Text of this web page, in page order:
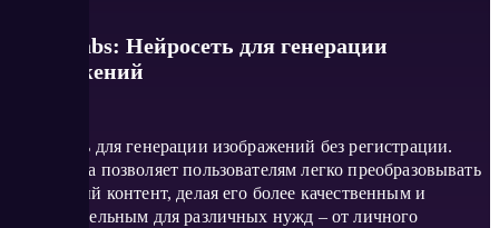
BasedLabs: Нейросеть для генерации
изображений
Нейросеть для генерации изображений без регистрации.
Платформа позволяет пользователям легко преобразовывать
визуальный контент, делая его более качественным и
привлекательным для различных нужд – от личного